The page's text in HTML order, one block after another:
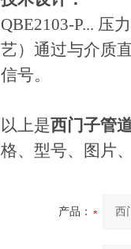
QBE2103-P... 压
艺）通过与介质
信号。
以上是​西门子管
格、型号、图片
产品：